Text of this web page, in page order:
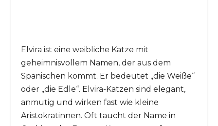
Elvira ist eine weibliche Katze mit
geheimnisvollem Namen, der aus dem
Spanischen kommt. Er bedeutet „die Weiße“
oder „die Edle“. Elvira-Katzen sind elegant,
anmutig und wirken fast wie kleine
Aristokratinnen. Oft taucht der Name in